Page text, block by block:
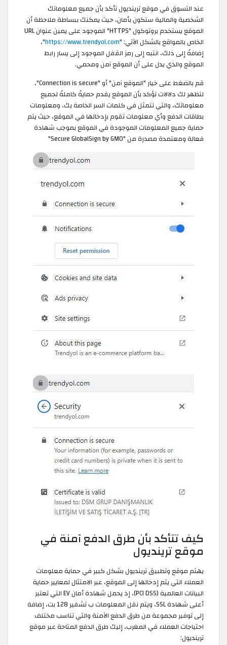
عند التسوق في موقع ترينديول تأكد بأن جميع معلوماتك
الشخصية والمالية ستكون بأمان، حيث يمكنك ببساطة ملاحظة أن
الموقع يستخدم بروتوكول "HTTPS" الموجود على يمين عنوان URL
الخاص بالمواقع بالشكل الآتي: "https://www.trendyol.com"،
إضافةً إلى ذلك، انتبه إلى رمز القفل الموجود إلى يسار رابط
الموقع والذي يدل على أن الموقع آمن ومحمي.
قم بالضغط على خيار "الموقع آمن" أو "Connection is secure"،
لتظهر لك دلالات تؤكد بأن الموقع يقدم حمايةً كاملةً لجميع
معلوماتك، والتي تتمثل في كلمات السر الخاصة بك، ومعلومات
بطاقات الدفع وأي معلومات تقوم بإدخالها في الموقع، حيث يتم
حماية جميع المعلومات الموجودة في الموقع بموجب شهادة
فعالة ومعتمدة مصدرة من "Secure GlobalSign by GMO"
كيف تتأكد بأن طرق الدفع آمنة في
موقع ترينديول
يهتم موقع وتطبيق ترينديول بشكل كبير في حماية معلومات
العملاء التي يتم إدخالها إلى الموقع، عبر الامتثال لمعايير حماية
البيانات العالمية (PCI DSS)، إذ يحمل شهادة أمان EV التي تعتبر
أعلى شهادة SSL، ويتم نقل المعلومات ب تشفير 128 بت، إضافة
إلى توفير مجموعة من طرق الدفع الآمنة والتي تناسب مختلف
احتياجات العملاء في المغرب، إليك طرق الدفع المتاحة عبر موقع
ترينديول: